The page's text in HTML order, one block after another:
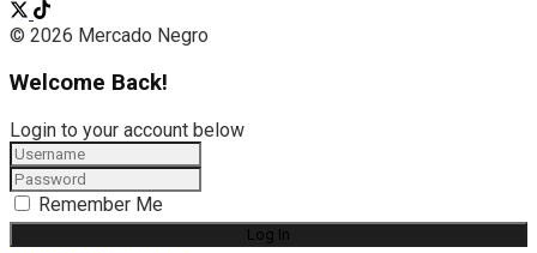
© 2026 Mercado Negro
Welcome Back!
Login to your account below
Remember Me